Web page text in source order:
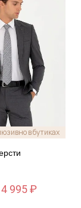
в бутиках
995 ₽